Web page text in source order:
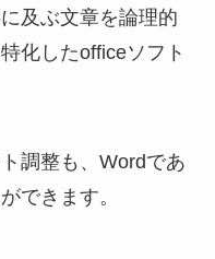
及ぶ文章を論理的
化したofficeソフト
調整も、Wordであ
できます。